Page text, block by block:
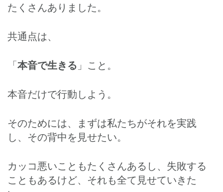
たくさんありました。
共通点は、
「本音で生きる 」こと。
本音だけで行動しよう。
そのためには、まずは私たちがそれを実践
し、その背中を見せたい。
カッコ悪いこともたくさんあるし、失敗する
こともあるけど、それも全て見せていきた